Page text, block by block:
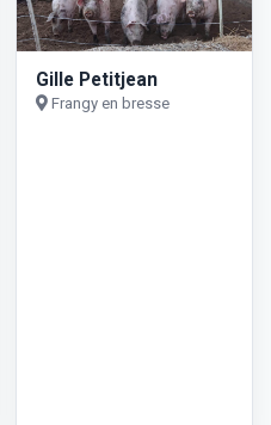
Gille Petitjean
Frangy en bresse